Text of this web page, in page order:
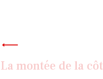
Navigation
de
La montée de la